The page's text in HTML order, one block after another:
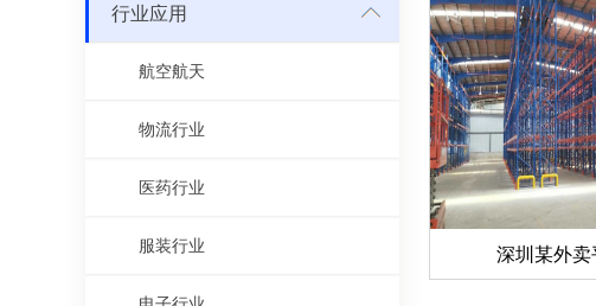
行业应用
航空航天
物流行业
医药行业
服装行业 深圳某外